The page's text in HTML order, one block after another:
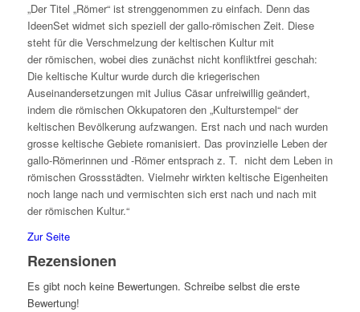
„Der Titel „Römer“ ist strenggenommen zu einfach. Denn das
IdeenSet widmet sich speziell der gallo-römischen Zeit. Diese
steht für die Verschmelzung der keltischen Kultur mit
der römischen, wobei dies zunächst nicht konfliktfrei geschah:
Die keltische Kultur wurde durch die kriegerischen
Auseinandersetzungen mit Julius Cäsar unfreiwillig geändert,
indem die römischen Okkupatoren den „Kulturstempel“ der
keltischen Bevölkerung aufzwangen. Erst nach und nach wurden
grosse keltische Gebiete romanisiert. Das provinzielle Leben der
gallo-Römerinnen und -Römer entsprach z. T. nicht dem Leben in
römischen Grossstädten. Vielmehr wirkten keltische Eigenheiten
noch lange nach und vermischten sich erst nach und nach mit
der römischen Kultur.“
Zur Seite
Rezensionen
Es gibt noch keine Bewertungen. Schreibe selbst die erste
Bewertung!